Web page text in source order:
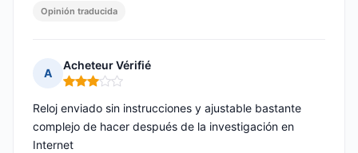
Opinión traducida
A
Acheteur Vérifié
Nota: 3 de 5
Reloj enviado sin instrucciones y ajustable bastante
complejo de hacer después de la investigación en
Internet